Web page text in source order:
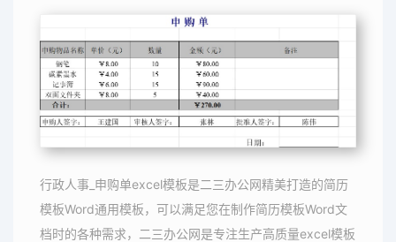
行政人事_申购单excel模板是二三办公网精美打造的简历
模板Word通用模板，可以满足您在制作简历模板Word文
档时的各种需求，二三办公网是专注生产高质量excel模板